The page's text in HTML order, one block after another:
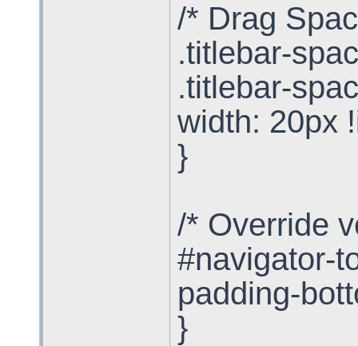
/* Drag
.titlebar-
.titlebar-
width: 20px
}
/* Override
#navigator-
padding-
}